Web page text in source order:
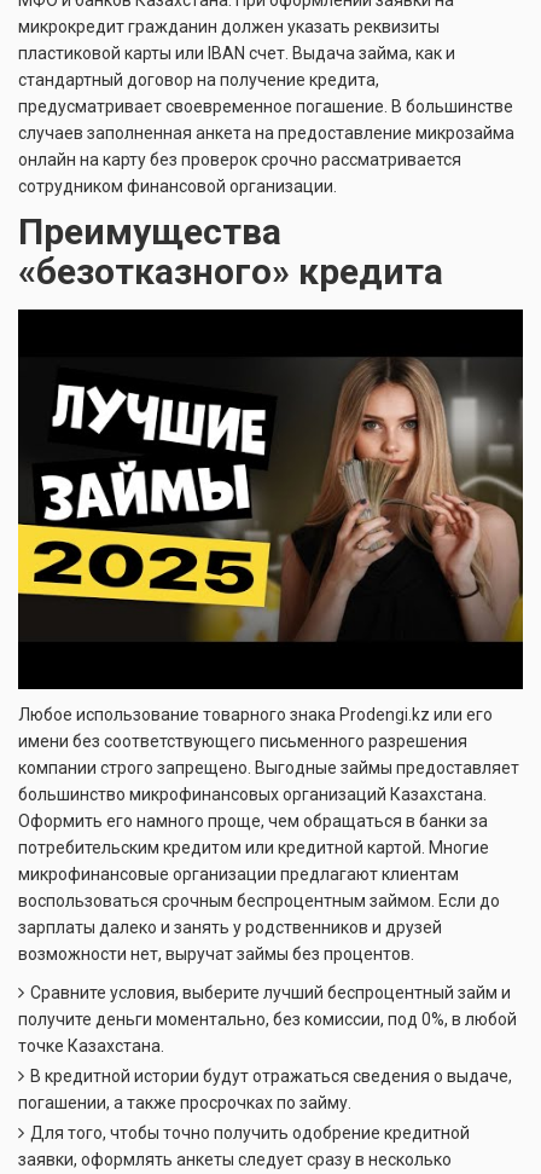
микрокредит гражданин должен указать реквизиты
пластиковой карты или IBAN счет. Выдача займа, как и
стандартный договор на получение кредита,
предусматривает своевременное погашение. В большинстве
случаев заполненная анкета на предоставление микрозайма
онлайн на карту без проверок срочно рассматривается
сотрудником финансовой организации.
Преимущества
«безотказного» кредита
Любое использование товарного знака Prodengi.kz или его
имени без соответствующего письменного разрешения
компании строго запрещено. Выгодные займы предоставляет
большинство микрофинансовых организаций Казахстана.
Оформить его намного проще, чем обращаться в банки за
потребительским кредитом или кредитной картой. Многие
микрофинансовые организации предлагают клиентам
воспользоваться срочным беспроцентным займом. Если до
зарплаты далеко и занять у родственников и друзей
возможности нет, выручат займы без процентов.
Сравните условия, выберите лучший беспроцентный займ и
получите деньги моментально, без комиссии, под 0%, в любой
точке Казахстана.
В кредитной истории будут отражаться сведения о выдаче,
погашении, а также просрочках по займу.
Для того, чтобы точно получить одобрение кредитной
заявки, оформлять анкеты следует сразу в несколько